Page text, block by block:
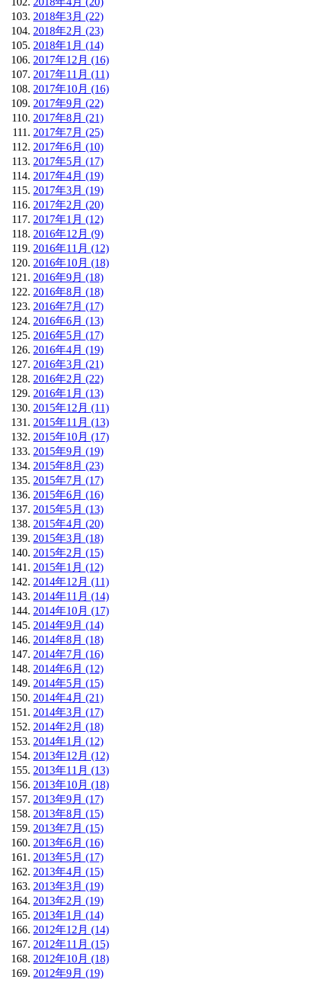
2018年3月 (22)
2018年2月 (23)
2018年1月 (14)
2017年12月 (16)
2017年11月 (11)
2017年10月 (16)
2017年9月 (22)
2017年8月 (21)
2017年7月 (25)
2017年6月 (10)
2017年5月 (17)
2017年4月 (19)
2017年3月 (19)
2017年2月 (20)
2017年1月 (12)
2016年12月 (9)
2016年11月 (12)
2016年10月 (18)
2016年9月 (18)
2016年8月 (18)
2016年7月 (17)
2016年6月 (13)
2016年5月 (17)
2016年4月 (19)
2016年3月 (21)
2016年2月 (22)
2016年1月 (13)
2015年12月 (11)
2015年11月 (13)
2015年10月 (17)
2015年9月 (19)
2015年8月 (23)
2015年7月 (17)
2015年6月 (16)
2015年5月 (13)
2015年4月 (20)
2015年3月 (18)
2015年2月 (15)
2015年1月 (12)
2014年12月 (11)
2014年11月 (14)
2014年10月 (17)
2014年9月 (14)
2014年8月 (18)
2014年7月 (16)
2014年6月 (12)
2014年5月 (15)
2014年4月 (21)
2014年3月 (17)
2014年2月 (18)
2014年1月 (12)
2013年12月 (12)
2013年11月 (13)
2013年10月 (18)
2013年9月 (17)
2013年8月 (15)
2013年7月 (15)
2013年6月 (16)
2013年5月 (17)
2013年4月 (15)
2013年3月 (19)
2013年2月 (19)
2013年1月 (14)
2012年12月 (14)
2012年11月 (15)
2012年10月 (18)
2012年9月 (19)